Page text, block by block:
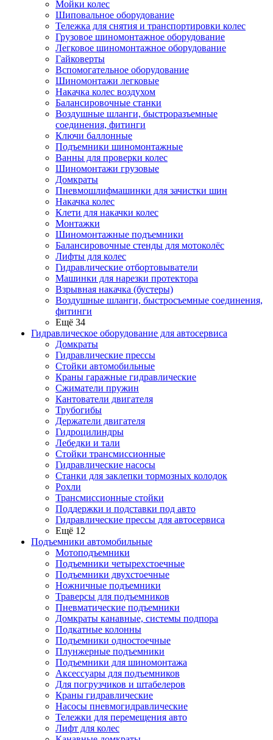
Мойки колес
Шиповальное оборудование
Тележка для снятия и транспортировки колес
Грузовое шиномонтажное оборудование
Легковое шиномонтажное оборудование
Гайковерты
Вспомогательное оборудование
Шиномонтажи легковые
Накачка колес воздухом
Балансировочные станки
Воздушные шланги, быстроразъемные
соединения, фитинги
Ключи баллонные
Подъемники шиномонтажные
Ванны для проверки колес
Шиномонтажи грузовые
Домкраты
Пневмошлифмашинки для зачистки шин
Накачка колес
Клети для накачки колес
Монтажки
Шиномонтажные подъемники
Балансировочные стенды для мотоколёс
Лифты для колес
Гидравлические отбортовыватели
Машинки для нарезки протектора
Взрывная накачка (бустеры)
Воздушные шланги, быстросъемные соединения,
фитинги
Ещё 34
Гидравлическое оборудование для автосервиса
Домкраты
Гидравлические прессы
Стойки автомобильные
Краны гаражные гидравлические
Сжиматели пружин
Кантователи двигателя
Трубогибы
Держатели двигателя
Гидроцилиндры
Лебедки и тали
Стойки трансмиссионные
Гидравлические насосы
Cтанки для заклепки тормозных колодок
Рохли
Трансмиссионные стойки
Поддержки и подставки под авто
Гидравлические прессы для автосервиса
Ещё 12
Подъемники автомобильные
Мотоподъемники
Подъемники четырехстоечные
Подъемники двухстоечные
Ножничные подъемники
Траверсы для подъемников
Пневматические подъемники
Домкраты канавные, системы подпора
Подкатные колонны
Подъемники одностоечные
Плунжерные подъемники
Подъемники для шиномонтажа
Аксессуары для подъемников
Для погрузчиков и штабелеров
Краны гидравлические
Насосы пневмогидравлические
Тележки для перемещения авто
Лифт для колес